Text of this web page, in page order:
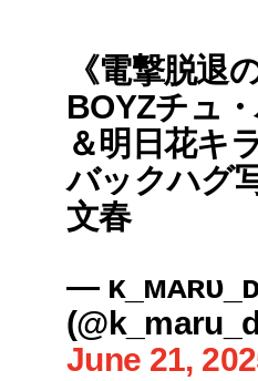
《電撃脱退
BOYZチュ
＆明日花キ
バックハグ
文春
—
June 21,